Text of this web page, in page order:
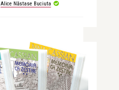
Alice Năstase Buciuta